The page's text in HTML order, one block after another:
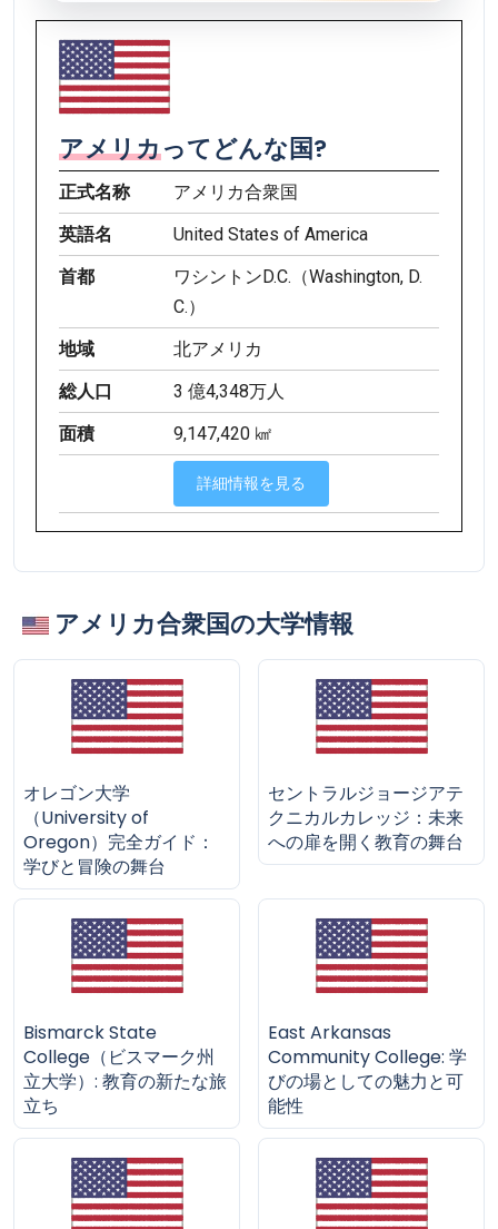
アメリカってどんな国?
正式名称
アメリカ合衆国
英語名
United States of America
首都
ワシントンD.C.（Washington, D.
C.）
地域
北アメリカ
総人口
3 億4,348万人
面積
9,147,420 ㎢
詳細情報を見る
アメリカ合衆国の大学情報
オレゴン大学
（University of
Oregon）完全ガイド：
学びと冒険の舞台
セントラルジョージアテ
クニカルカレッジ：未来
への扉を開く教育の舞台
Bismarck State
College（ビスマーク州
立大学）: 教育の新たな旅
立ち
East Arkansas
Community College: 学
びの場としての魅力と可
能性